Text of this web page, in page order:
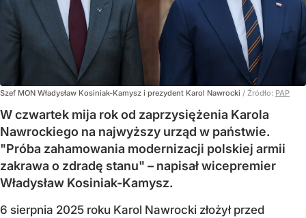
Szef MON Władysław Kosiniak-Kamysz i prezydent Karol Nawrocki / Źródło: PAP
W czwartek mija rok od zaprzysiężenia Karola
Nawrockiego na najwyższy urząd w państwie.
"Próba zahamowania modernizacji polskiej armii
zakrawa o zdradę stanu" – napisał wicepremier
Władysław Kosiniak-Kamysz.
6 sierpnia 2025 roku Karol Nawrocki złożył przed